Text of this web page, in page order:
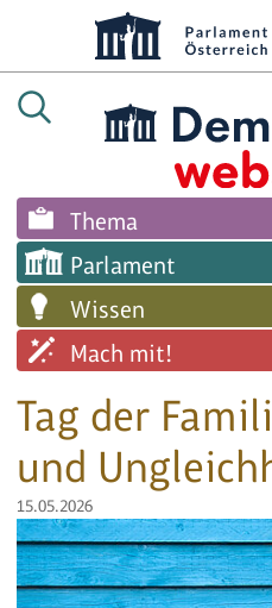
Thema
Parlament
Wissen
Mach mit!
Tag der
und
15.05.2026